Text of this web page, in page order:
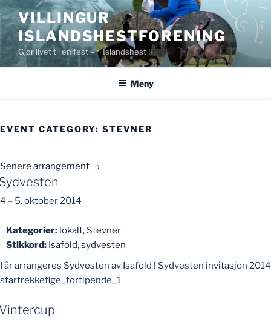
Gå
til
innhold
VILLINGUR
ISLANDSHESTFORENING
Gjør livet til en fest – ri Islandshest !
Meny
EVENT CATEGORY:STEVNER
Senere arrangement →
4 – 5. oktober 2014
Kategorier: lokalt, Stevner
Stikkord: Isafold,sydvesten
I år arrangeres Sydvesten av Isafold ! Sydvesten invitasjon 2014
startrekkeflge_fortlpende_1